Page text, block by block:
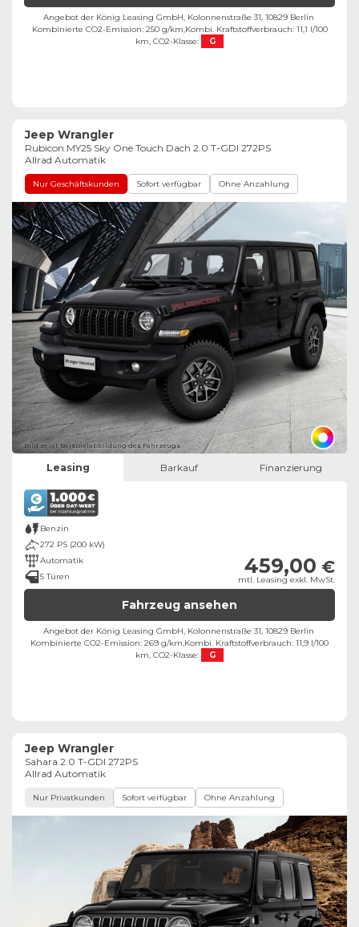
Angebot der König Leasing GmbH, Kolonnenstraße 31, 10829 Berlin ​
Kombinierte CO2-Emission: 250 g/km,Kombi. Kraftstoffverbrauch: 11,1 l/100
km, CO2-Klasse: G
Jeep Wrangler
Rubicon MY25 Sky One Touch Dach 2.0 T-GDI 272PS
Allrad Automatik
Nur Geschäftskunden Sofort verfügbar Ohne Anzahlung
Bild zeigt Beispielabbildung des Fahrzeugs
Leasing Barkauf Finanzierung
Benzin
272 PS (200 kW)
Automatik
5 Türen
459,00 €
mtl. Leasing exkl. MwSt.
Fahrzeug ansehen
Angebot der König Leasing GmbH, Kolonnenstraße 31, 10829 Berlin ​
Kombinierte CO2-Emission: 269 g/km,Kombi. Kraftstoffverbrauch: 11,9 l/100
km, CO2-Klasse: G
Jeep Wrangler
Sahara 2.0 T-GDI 272PS
Allrad Automatik
Nur Privatkunden Sofort verfügbar Ohne Anzahlung